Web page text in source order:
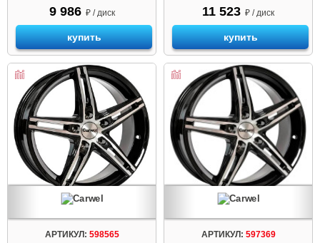
9 986 ₽ / диск
купить
11 523 ₽ / диск
купить
АРТИКУЛ: 598565 АРТИКУЛ: 597369